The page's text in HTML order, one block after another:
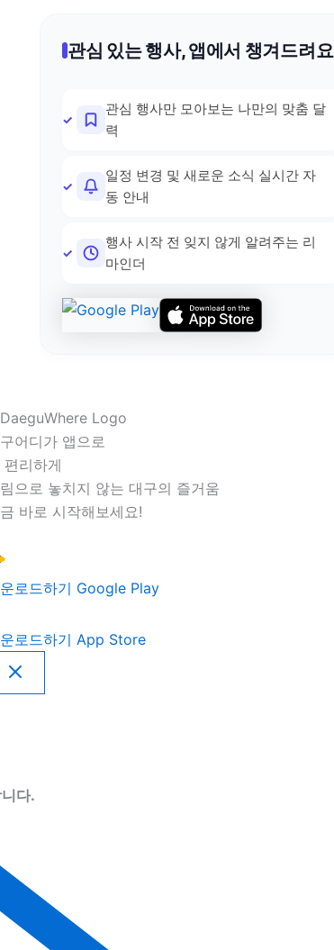
관심 있는 행사, 앱에서 챙겨드려요
관심 행사만 모아보는 나만의 맞춤 달
력
일정 변경 및 새로운 소식 실시간 자
동 안내
행사 시작 전 잊지 않게 알려주는 리
마인더
어디가 앱으로
편리하게
으로 놓치지 않는 대구의 즐거움
바로 시작해보세요!
로드하기 Google Play
로드하기 App Store
다.